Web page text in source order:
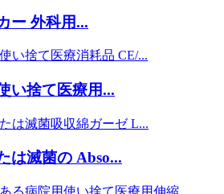
ー 外科用...
い捨て医療用...
は滅菌の Abso...